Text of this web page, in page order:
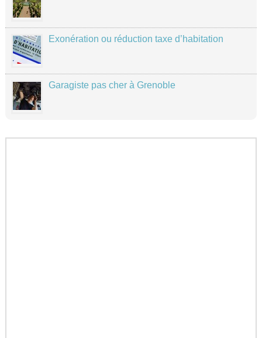
Exonération ou réduction taxe d’habitation
Garagiste pas cher à Grenoble